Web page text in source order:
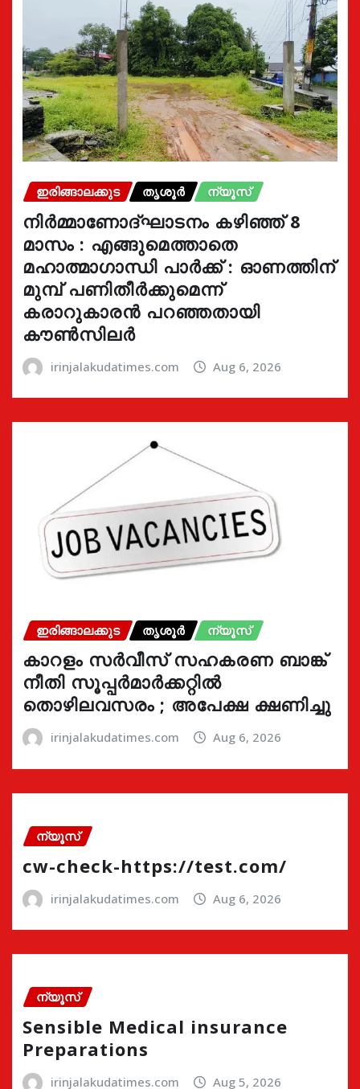
ഇരിങ്ങാലക്കുട തൃശൂർ ന്യൂസ്
നിർമ്മാണോദ്ഘാടനം കഴിഞ്ഞ് 8
മാസം : എങ്ങുമെത്താതെ
മഹാത്മാഗാന്ധി പാർക്ക് : ഓണത്തിന്
മുമ്പ് പണിതീർക്കുമെന്ന്
കരാറുകാരൻ പറഞ്ഞതായി
കൗൺസിലർ
irinjalakudatimes.com Aug 6, 2026
ഇരിങ്ങാലക്കുട തൃശൂർ ന്യൂസ്
കാറളം സർവീസ് സഹകരണ ബാങ്ക്
നീതി സൂപ്പർമാർക്കറ്റിൽ
തൊഴിലവസരം ; അപേക്ഷ ക്ഷണിച്ചു
irinjalakudatimes.com Aug 6, 2026
ന്യൂസ്
cw-check-https://test.com/
irinjalakudatimes.com Aug 6, 2026
ന്യൂസ്
Sensible Medical insurance
Preparations
irinjalakudatimes.com Aug 5, 2026